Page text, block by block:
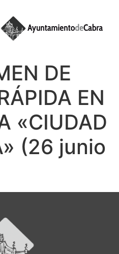
DE
EN
«CIUDAD
(26 junio